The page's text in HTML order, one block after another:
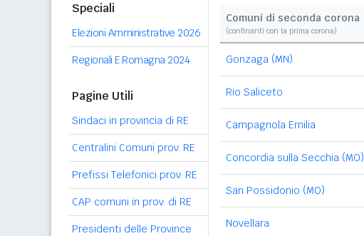
Speciali
Elezioni Amministrative 2026
Regionali E.Romagna 2024
Pagine Utili
Sindaci in provincia di RE
Centralini Comuni prov. RE
Prefissi Telefonici prov. RE
CAP comuni in prov. di RE
Presidenti delle Province
Comuni di seconda corona
(confinanti con la prima corona)
Gonzaga (MN)
Rio Saliceto
Campagnola Emilia
Concordia sulla Secchia (MO)
San Possidonio (MO)
Novellara